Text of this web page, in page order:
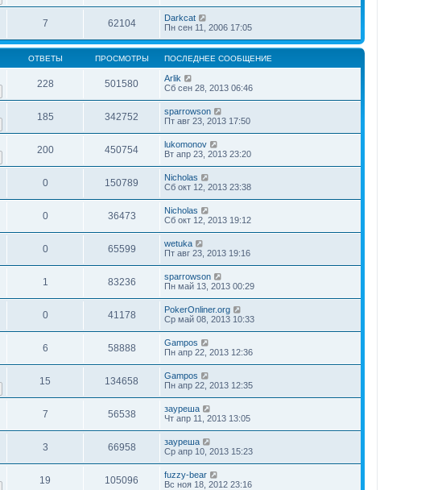
7 62104
Darkcat
Пн сен 11, 2006 17:05
ОТВЕТЫ ПРОСМОТРЫ ПОСЛЕДНЕЕ СООБЩЕНИЕ
228 501580
Arlik
Сб сен 28, 2013 06:46
185 342752
sparrowson
Пт авг 23, 2013 17:50
200 450754
lukomonov
Вт апр 23, 2013 23:20
0 150789
Nicholas
Сб окт 12, 2013 23:38
0 36473
Nicholas
Сб окт 12, 2013 19:12
0 65599
wetuka
Пт авг 23, 2013 19:16
1 83236
sparrowson
Пн май 13, 2013 00:29
0 41178
PokerOnliner.org
Ср май 08, 2013 10:33
6 58888
Gampos
Пн апр 22, 2013 12:36
15 134658
Gampos
Пн апр 22, 2013 12:35
7 56538
зауреша
Чт апр 11, 2013 13:05
3 66958
зауреша
Ср апр 10, 2013 15:23
19 105096
fuzzy-bear
Вс ноя 18, 2012 23:16